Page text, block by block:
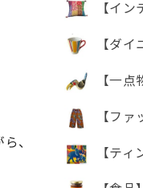
【イン
【ダイ
【一点
【ファ
【ティ
、